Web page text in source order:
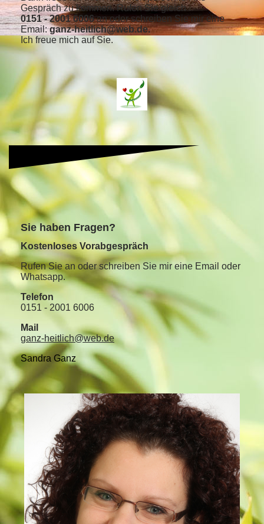
Gespräch zu kommen. Rufen Sie gleich
0151 - 2001 6006an oder schreiben Sie mir eine
Email:ganz-heitlich@web.de.
Ich freue mich auf Sie.
Sie haben Fragen?
Kostenloses Vorabgespräch
Rufen Sie an oder schreiben Sie mir eine Email oder
Whatsapp.
Telefon
0151 - 2001 6006
Mail
ganz-heitlich@web.de
Sandra Ganz